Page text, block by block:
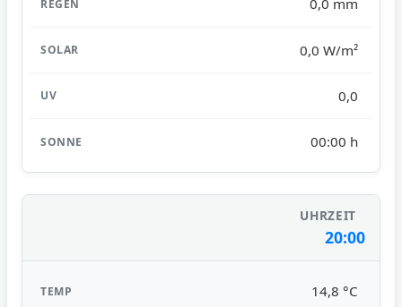
0,0 mm
0,0 W/m²
0,0
00:00 h
20:00
14,8 °C